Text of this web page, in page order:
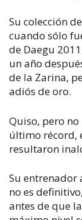
Su colección
cuando sólo
de Daegu
un año
de la Zarina,
adiós de oro.
Quiso, pero
último récord,
resultaron
Su entrenador
no es
antes de que